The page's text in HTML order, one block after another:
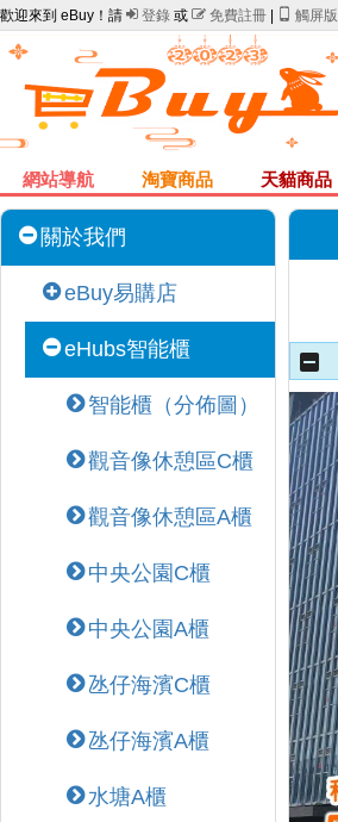
歡迎來到 eBuy！請  登錄 或  免費註冊 觸屏版
網站導航 淘寶商品 天貓商品
關於我們
eBuy易購店
eHubs智能櫃
智能櫃（分佈圖）
觀音像休憩區C櫃
觀音像休憩區A櫃
中央公園C櫃
中央公園A櫃
氹仔海濱C櫃
氹仔海濱A櫃
水塘A櫃